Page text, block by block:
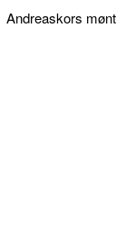
Andreaskors mønt